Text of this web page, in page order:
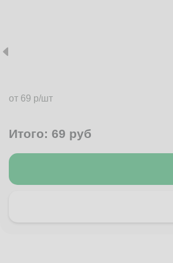
от 69 р/шт
Итого: 69 руб